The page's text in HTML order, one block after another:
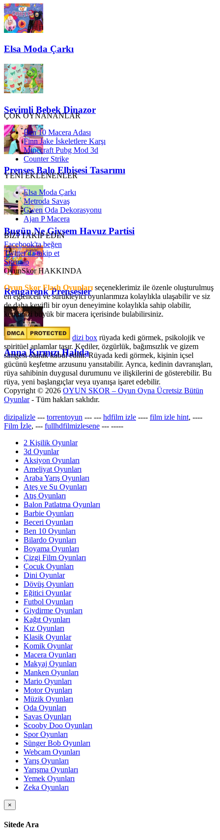
Elsa Moda Çarkı
Sevimli Bebek Dinazor
Prenses Balo Elbisesi Tasarımı
Bugün Ne Giysem Havuz Partisi
Rengarenk Prensesler
Anna Kırmızı Halıda
ÇOK OYNANANLAR
Ben 10 Macera Adası
Finn Jake İskeletlere Karşı
Minecraft Pubg Mod 3d
Counter Strike
YENİ EKLENENLER
Elsa Moda Çarkı
Metroda Savaş
Gwen Oda Dekorasyonu
Ajan P Macera
BİZİ TAKİP EDİN
Facebook'ta beğen
Twitter'da takip et
Sitemap
OyunSkor HAKKINDA
Oyun Skor Flash Oyunları seçeneklerimiz ile özenle oluşturulmuş
en eğlenceli ve sürükleyici oyunlarımıza kolaylıkla ulaşabilir ve siz
de daha keyifli bir oyun deneyimine kolaylıkla sahip olabilir,
kendinizi büyük bir macera içerisinde bulabilirsiniz.
dizi box rüyada kedi görmek​, psikolojik ve
spiritüel anlamlar taşır. Kediler, özgürlük, bağımsızlık ve gizem
simgesi olarak kabul edilir. Rüyada kedi görmek, kişinin içsel
gücünü keşfetme arzusunu yansıtabilir. Ayrıca, kedinin davranışları,
rüya sahibinin duygusal durumunu ve ilişkilerini de gösterebilir. Bu
rüya, yeni başlangıçlar veya uyanışa işaret edebilir.
Copyright © 2026 OYUN SKOR – Oyun Oyna Ücretsiz Bütün
Oyunlar- Tüm hakları saklıdır.
dizipalizle --- torrentoyun --- --- hdfilm izle ---- film izle hint, ----
Film İzle, --- fullhdfilmizlesene --- -----
2 Kişilik Oyunlar
3d Oyunlar
Aksiyon Oyunları
Ameliyat Oyunları
Araba Yarış Oyunları
Ateş ve Su Oyunları
Atış Oyunları
Balon Patlatma Oyunları
Barbie Oyunları
Beceri Oyunları
Ben 10 Oyunları
Bilardo Oyunları
Boyama Oyunları
Çizgi Film Oyunları
Çocuk Oyunları
Dini Oyunlar
Dövüş Oyunları
Eğitici Oyunlar
Futbol Oyunları
Giydirme Oyunları
Kağıt Oyunları
Kız Oyunları
Klasik Oyunlar
Komik Oyunlar
Macera Oyunları
Makyaj Oyunları
Manken Oyunları
Mario Oyunları
Motor Oyunları
Müzik Oyunları
Oda Oyunları
Savas Oyunları
Scooby Doo Oyunları
Spor Oyunları
Sünger Bob Oyunları
Webcam Oyunları
Yarış Oyunları
Yarışma Oyunları
Yemek Oyunları
Zeka Oyunları
×
Sitede Ara